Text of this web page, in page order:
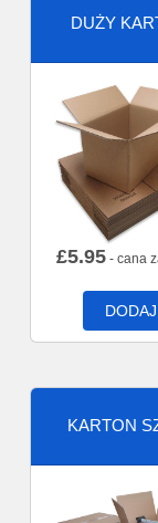
DUŻY
£5.95- cana
DODAJ
KARTON